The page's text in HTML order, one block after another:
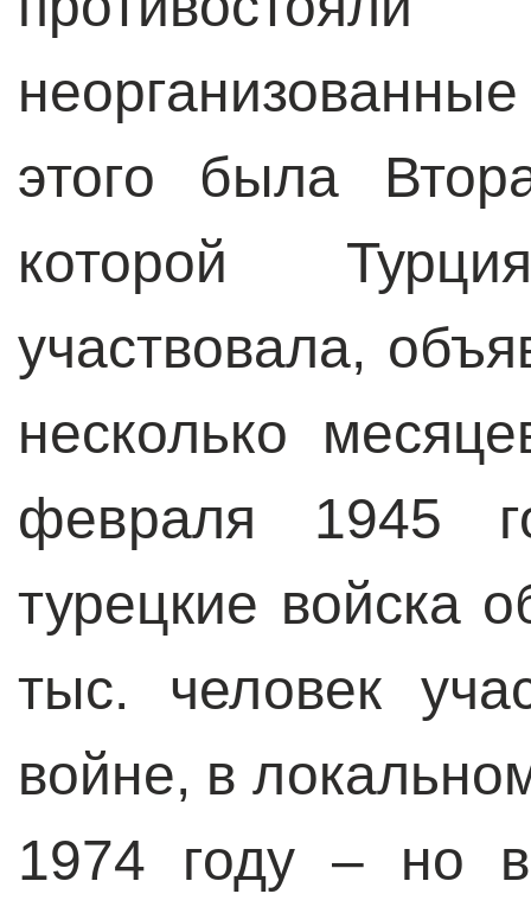
этого была
которой
участвовала,
несколько
февраля 1945
турецкие войска
тыс. человек
войне, в
1974 году – но